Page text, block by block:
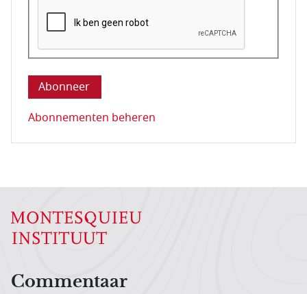
Deze vraag is om te controleren dat u een mens
Abonnementen beheren
Hoofdnavigatiemenu
Commentaar